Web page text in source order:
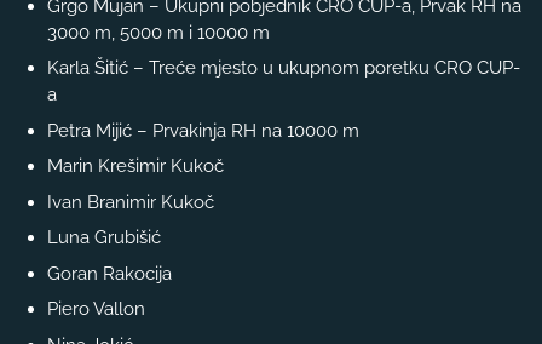
Grgo Mujan – Ukupni pobjednik CRO CUP-a, Prvak RH na
3000 m, 5000 m i 10000 m
Karla Šitić – Treće mjesto u ukupnom poretku CRO CUP-
a
Petra Mijić – Prvakinja RH na 10000 m
Marin Krešimir Kukoč
Ivan Branimir Kukoč
Luna Grubišić
Goran Rakocija
Piero Vallon